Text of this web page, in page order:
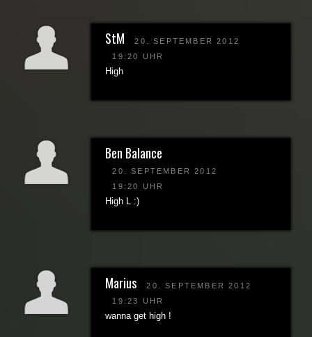
StM
20. SEPTEMBER 2012
19:20 UHR
High
Ben Balance
20. SEPTEMBER 2012
19:20 UHR
High L :)
Marius
20. SEPTEMBER 2012
19:23 UHR
wanna get high !